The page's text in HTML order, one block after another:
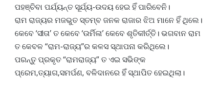
ପହଞ୍ଚିବା ପର୍ଯ୍ୟନ୍ତ ସୂର୍ଯ୍ୟ-ଉଦୟ ହେଇ ହିଁ ପାରିବେନି।
ରାମ ରାଜ୍ୟର ମଜଭୁତ ସ୍ତମ୍ବ ଜନକ ରାଜାର ଝିଅ ମାନେ ହିଁ ଥିଲେ।
କେବେ ‘ସୀତା’ ତ କେବେ ‘ଉର୍ମିଳା’ କେବେ ଶୃତିକୀର୍ତ୍ତି। ଭଗବାନ ରାମ
ତ କେବଳ “ରାମ-ରାଜ୍ୟ”ର କଳସ ସ୍ଥାପନା କରିଥିଲେ।
ପରନ୍ତୁ ପ୍ରକୃତ “ରାମରାଜ୍ୟ” ତ ଏଇ ସଭିଙ୍କ
ପ୍ରେମ,ତ୍ୟାଗ,ସମର୍ପଣ, ବଳିଦାନରେ ହିଁ ସ୍ଥାପିତ ହେଇଥିଲା।